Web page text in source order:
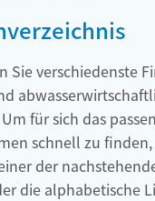
Sie verschiedenste
für sich das
schnell zu
der
die alphabetische